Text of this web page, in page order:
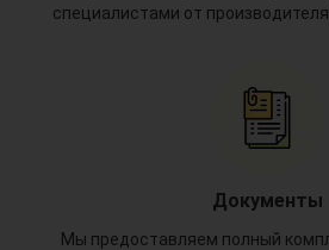
специалистами от
Документы
Мы предоставляем полный